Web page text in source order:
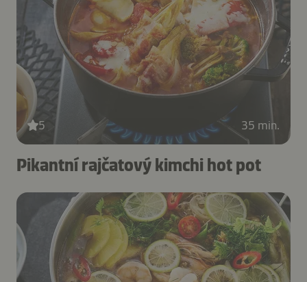
5 35 min.
Pikantní rajčatový kimchi hot pot